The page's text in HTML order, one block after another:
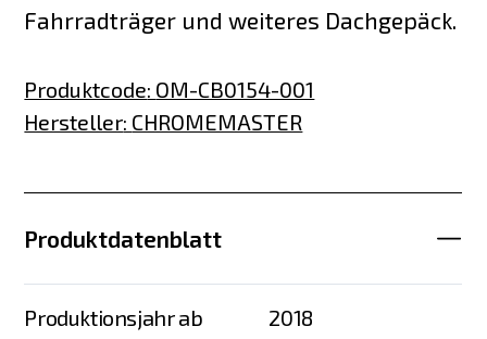
Fahrradträger und weiteres Dachgepäck.
Produktcode: OM-CB0154-001
Hersteller: CHROMEMASTER
Produktdatenblatt
Produktionsjahr ab 2018